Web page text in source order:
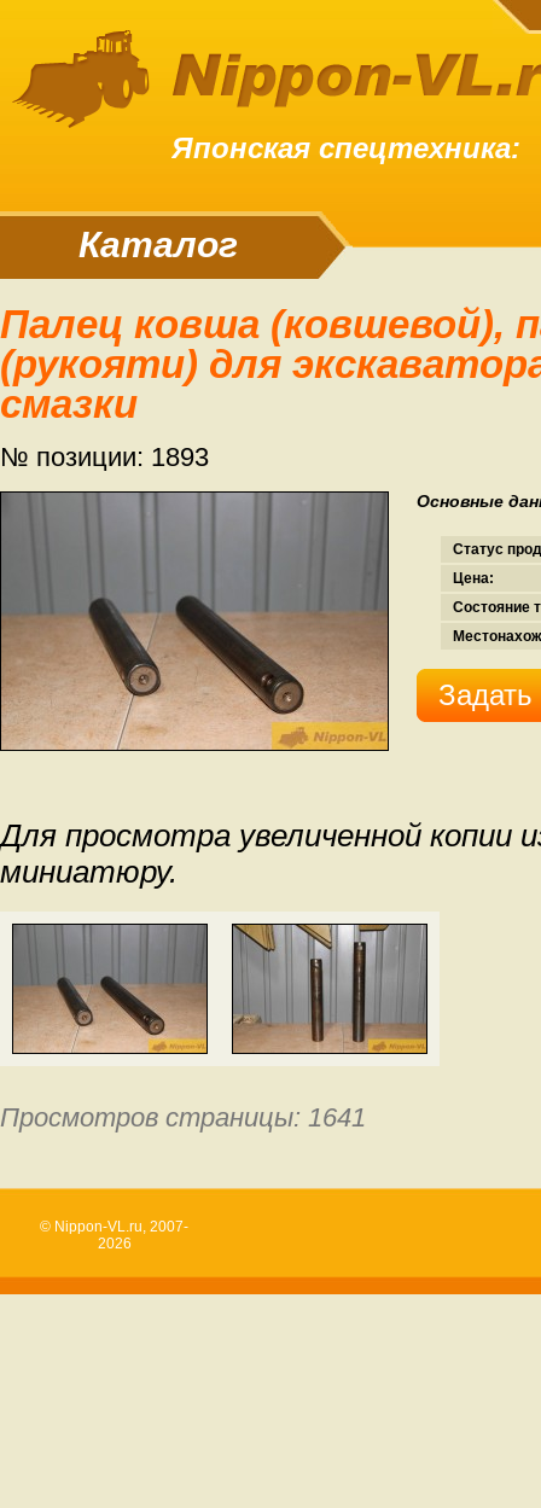
Японская спецтехника:
Каталог
Палец ковша (ковшевой), пальцы стрелы
(рукояти) для
смазки
№ позиции: 1893
Основные
Статус
Цена:
Состояние
Задать
Для просмотра увеличенной копии
миниатюру.
Просмотров страницы: 1641
© Nippon-VL.ru, 2007-
2026